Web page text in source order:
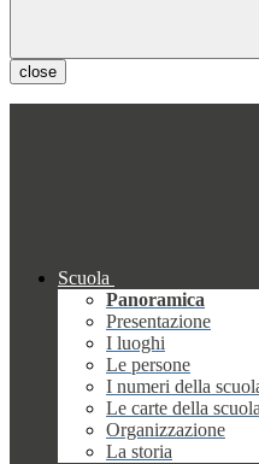
close
Scuola
Panoramica
Presentazione
I luoghi
Le persone
I numeri della
Le carte della scuola
Organizzazione
La storia